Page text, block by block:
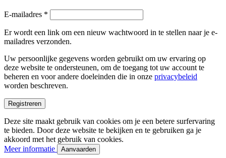
E-mailadres *
Er wordt een link om een nieuw wachtwoord in te stellen naar je e-
mailadres verzonden.
Uw persoonlijke gegevens worden gebruikt om uw ervaring op
deze website te ondersteunen, om de toegang tot uw account te
beheren en voor andere doeleinden die in onze privacybeleid
worden beschreven.
Registreren
Deze site maakt gebruik van cookies om je een betere surfervaring
te bieden. Door deze website te bekijken en te gebruiken ga je
akkoord met het gebruik van cookies.
Meer informatie
Aanvaarden